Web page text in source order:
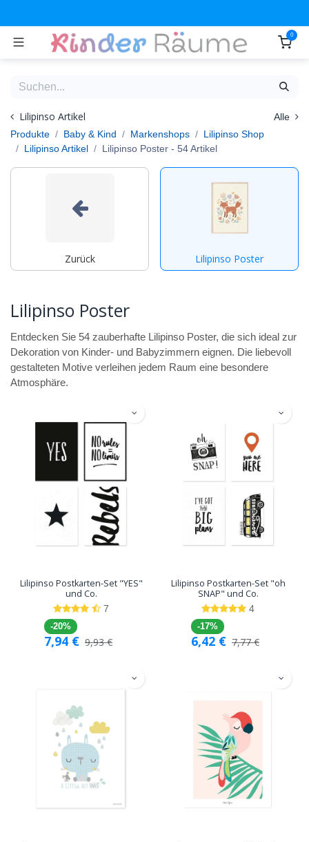
0
Lilipinso Artikel
Alle
Produkte
Baby & Kind Markenshops
Lilipinso Shop
Lilipinso Artikel
Lilipinso Poster - 54 Artikel
Zurück Lilipinso Poster
Lilipinso Poster
Entdecken Sie 54 zauberhafte Lilipinso Poster, die sich ideal zur
Dekoration von Kinder- und Babyzimmern eignen. Die liebevoll
gestalteten Motive verleihen jedem Raum eine besondere
Atmosphäre.
Lilipinso Postkarten-Set "YES"
und Co.
7
-20%
7,94 € 9,93€
Lilipinso Postkarten-Set "oh
SNAP" und Co.
4
-17%
6,42 € 7,77€